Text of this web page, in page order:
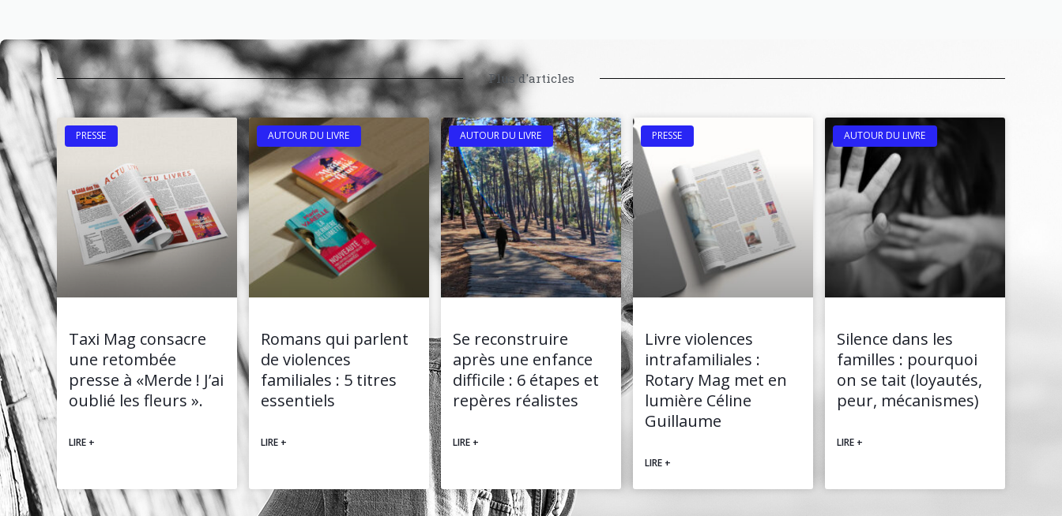
Plus d'articles
PRESSE
Taxi Mag consacre
une retombée
presse à «Merde ! J’ai
oublié les fleurs ».
LIRE +
AUTOUR DU LIVRE
Romans qui parlent
de violences
familiales : 5 titres
essentiels
LIRE +
AUTOUR DU LIVRE
Se reconstruire
après une enfance
difficile : 6 étapes et
repères réalistes
LIRE +
PRESSE
Livre violences
intrafamiliales :
Rotary Mag met en
lumière Céline
Guillaume
LIRE +
AUTOUR DU LIVRE
Silence dans les
familles : pourquoi
on se tait (loyautés,
peur, mécanismes)
LIRE +